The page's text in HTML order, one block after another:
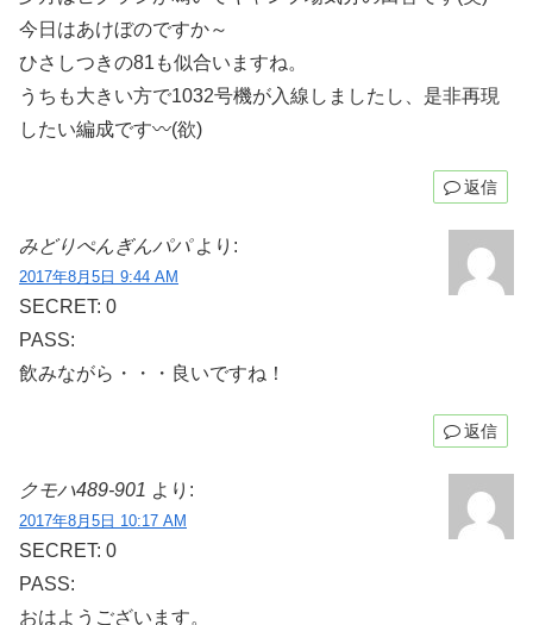
今日はあけぼのですか～
ひさしつきの81も似合いますね。
うちも大きい方で1032号機が入線しましたし、是非再現
したい編成です〰(欲)
返信
みどりぺんぎんパパ より:
2017年8月5日 9:44 AM
SECRET: 0
PASS:
飲みながら・・・良いですね！
返信
クモハ489-901 より:
2017年8月5日 10:17 AM
SECRET: 0
PASS:
おはようございます。